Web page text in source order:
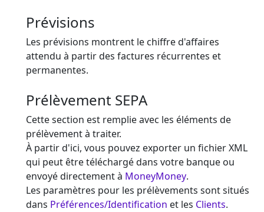
Prévisions
Les prévisions montrent le chiffre d'affaires
attendu à partir des factures récurrentes et
permanentes.
Prélèvement SEPA
Cette section est remplie avec les éléments de
prélèvement à traiter.
À partir d'ici, vous pouvez exporter un fichier XML
qui peut être téléchargé dans votre banque ou
envoyé directement à MoneyMoney.
Les paramètres pour les prélèvements sont situés
dans Préférences/Identification et les Clients.